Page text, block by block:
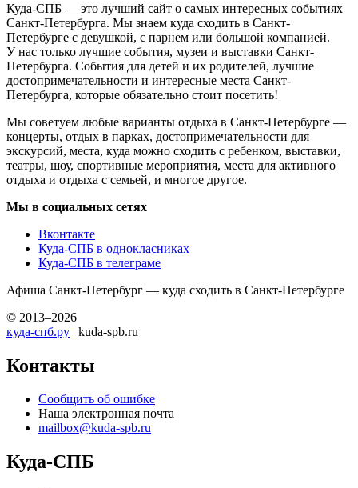
Куда-СПБ — это лучший сайт о самых интересных событиях
Санкт-Петербурга. Мы знаем куда сходить в Санкт-
Петербурге с девушкой, с парнем или большой компанией.
У нас только лучшие события, музеи и выставки Санкт-
Петербурга. События для детей и их родителей, лучшие
достопримечательности и интересные места Санкт-
Петербурга, которые обязательно стоит посетить!
Мы советуем любые варианты отдыха в Санкт-Петербурге —
концерты, отдых в парках, достопримечательности для
экскурсий, места, куда можно сходить с ребенком, выставки,
театры, шоу, спортивные мероприятия, места для активного
отдыха и отдыха с семьей, и многое другое.
Мы в социальных сетях
Вконтакте
Куда-СПБ в однокласниках
Куда-СПБ в телеграме
Афиша Санкт-Петербург — куда сходить в Санкт-Петербурге
© 2013–2026
куда-спб.ру | kuda-spb.ru
Контакты
Сообщить об ошибке
Наша электронная почта
mailbox@kuda-spb.ru
Куда-СПБ